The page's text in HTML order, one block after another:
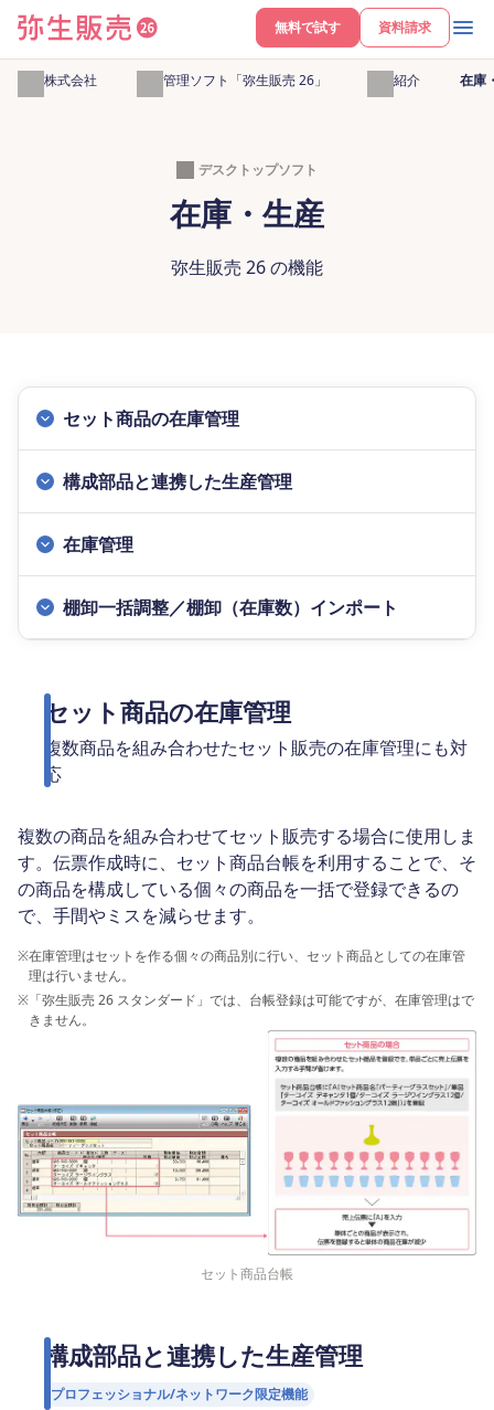
資料請求
無料で試す
弥生株式会社 販売管理ソフト「弥生販売 26」 機能紹介 在庫
デスクトップソフト
在庫・生産
弥生販売 26 の機能
セット商品の在庫管理
構成部品と連携した生産管理
在庫管理
棚卸一括調整／棚卸（在庫数）インポート
セット商品の在庫管理
複数商品を組み合わせたセット販売の在庫管理にも対
応
複数の商品を組み合わせてセット販売する場合に使用しま
す。伝票作成時に、セット商品台帳を利用することで、そ
の商品を構成している個々の商品を一括で登録できるの
で、手間やミスを減らせます。
※在庫管理はセットを作る個々の商品別に行い、セット商品としての在庫管
理は行いません。
※ 「弥生販売 26 スタンダード」では、台帳登録は可能ですが、在庫管理はで
きません。
セット商品台帳
構成部品と連携した生産管理
プロフェッショナル/ネットワーク限定機能